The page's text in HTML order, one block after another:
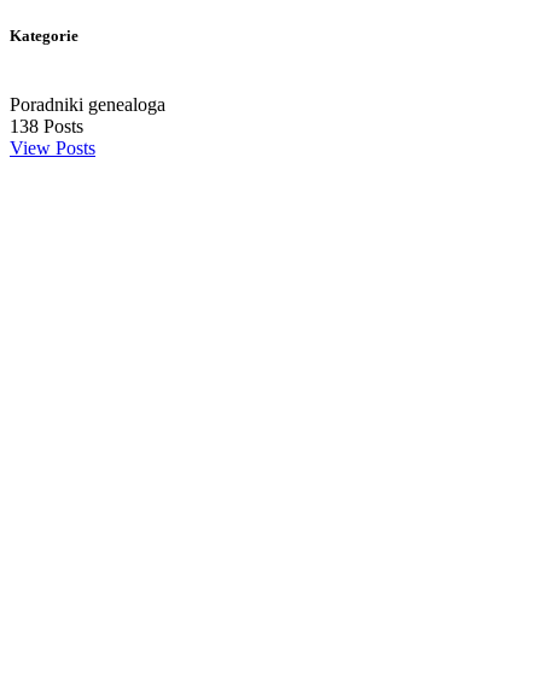
Kategorie
Poradniki genealoga
138 Posts
View Posts